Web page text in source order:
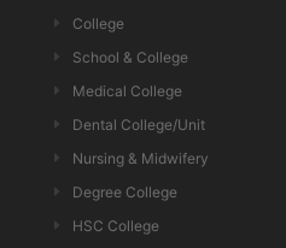
College
School & College
Medical College
Dental College/Unit
Nursing & Midwifery
Degree College
HSC College